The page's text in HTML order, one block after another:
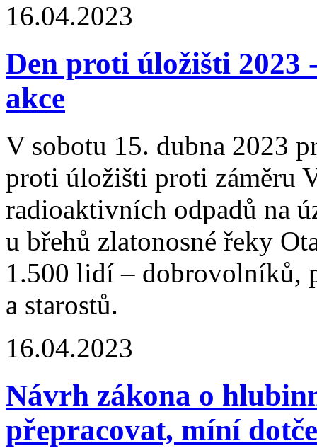
16.04.2023
Den proti úložišti 2023
akce
V sobotu 15. dubna 2023
proti úložišti proti záměru
radioaktivních odpadů na
u břehů zlatonosné řeky
1.500 lidí – dobrovolníků,
a starostů.
16.04.2023
Návrh zákona o
přepracovat, míní